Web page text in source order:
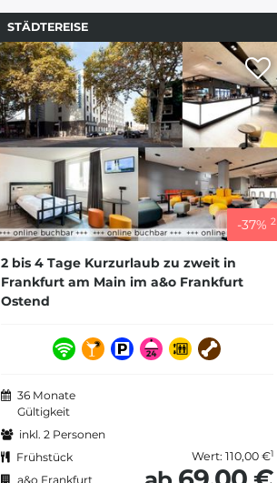
STÄDTEREISE
-37% 2
2 bis 4 Tage Kurzurlaub zu zweit in
Frankfurt am Main im a&o Frankfurt
Ostend
36 Monate
Gültigkeit
inkl. 2 Personen
Frühstück
a&o Frankfurt
Wert: 110,00 €1